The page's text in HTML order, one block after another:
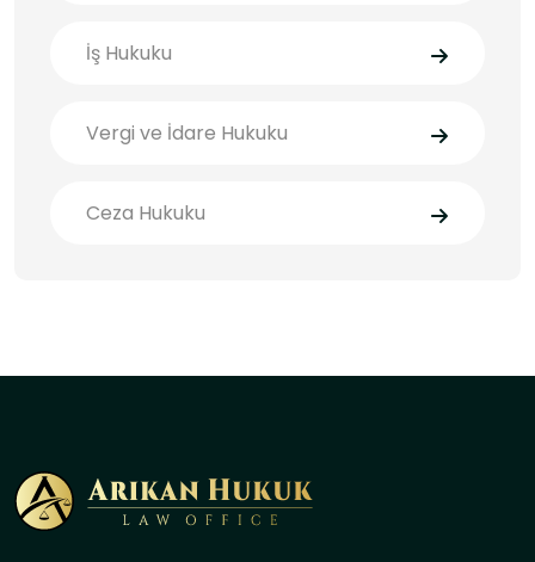
İş Hukuku
Vergi ve İdare Hukuku
Ceza Hukuku